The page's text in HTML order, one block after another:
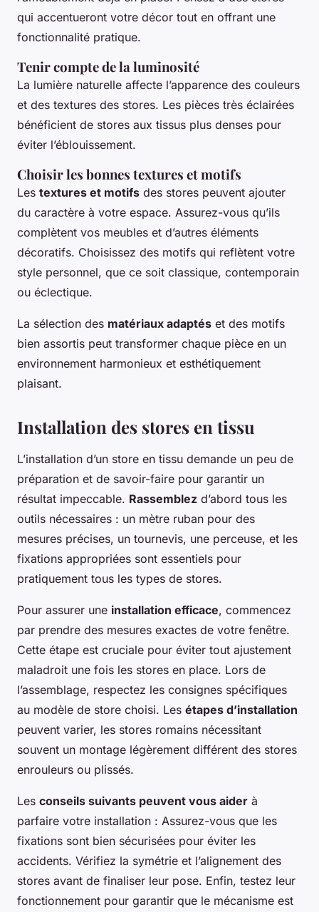
qui accentueront votre décor tout en offrant une
fonctionnalité pratique.
Tenir compte de la luminosité
La lumière naturelle affecte l’apparence des couleurs
et des textures des stores. Les pièces très éclairées
bénéficient de stores aux tissus plus denses pour
éviter l’éblouissement.
Choisir les bonnes textures et motifs
Les textures et motifs des stores peuvent ajouter
du caractère à votre espace. Assurez-vous qu’ils
complètent vos meubles et d’autres éléments
décoratifs. Choisissez des motifs qui reflètent votre
style personnel, que ce soit classique, contemporain
ou éclectique.
La sélection des matériaux adaptés et des motifs
bien assortis peut transformer chaque pièce en un
environnement harmonieux et esthétiquement
plaisant.
Installation des stores en tissu
L’installation d’un store en tissu demande un peu de
préparation et de savoir-faire pour garantir un
résultat impeccable. Rassemblez d’abord tous les
outils nécessaires : un mètre ruban pour des
mesures précises, un tournevis, une perceuse, et les
fixations appropriées sont essentiels pour
pratiquement tous les types de stores.
Pour assurer une installation efficace, commencez
par prendre des mesures exactes de votre fenêtre.
Cette étape est cruciale pour éviter tout ajustement
maladroit une fois les stores en place. Lors de
l’assemblage, respectez les consignes spécifiques
au modèle de store choisi. Les étapes d’installation
peuvent varier, les stores romains nécessitant
souvent un montage légèrement différent des stores
enrouleurs ou plissés.
Les conseils suivants peuvent vous aider à
parfaire votre installation : Assurez-vous que les
fixations sont bien sécurisées pour éviter les
accidents. Vérifiez la symétrie et l’alignement des
stores avant de finaliser leur pose. Enfin, testez leur
fonctionnement pour garantir que le mécanisme est